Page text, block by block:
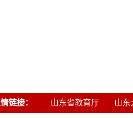
链接： 山东省教育厅 山东